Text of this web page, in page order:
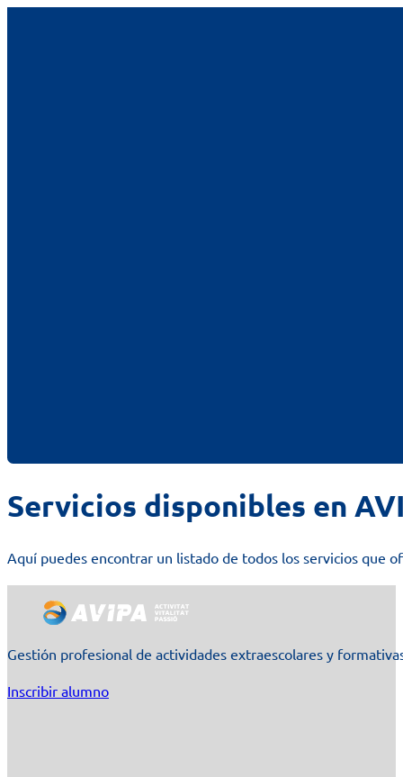
Servicios disponibles en
Aquí puedes encontrar un listado de todos los servicios que
Gestión profesional de actividades extraescolares y
Inscribir alumno